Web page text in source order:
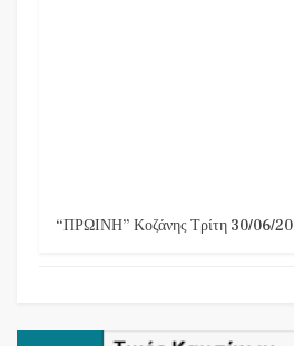
“ΠΡΩΙΝΗ” Κοζάνης Τρίτη 30/06/20